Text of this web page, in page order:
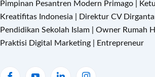
Pimpinan Pesantren Modern Primago |
Kreatifitas Indonesia | Direktur CV
Pendidikan Sekolah Islam | Owner Rumah
Praktisi Digital Marketing | Entrepreneur